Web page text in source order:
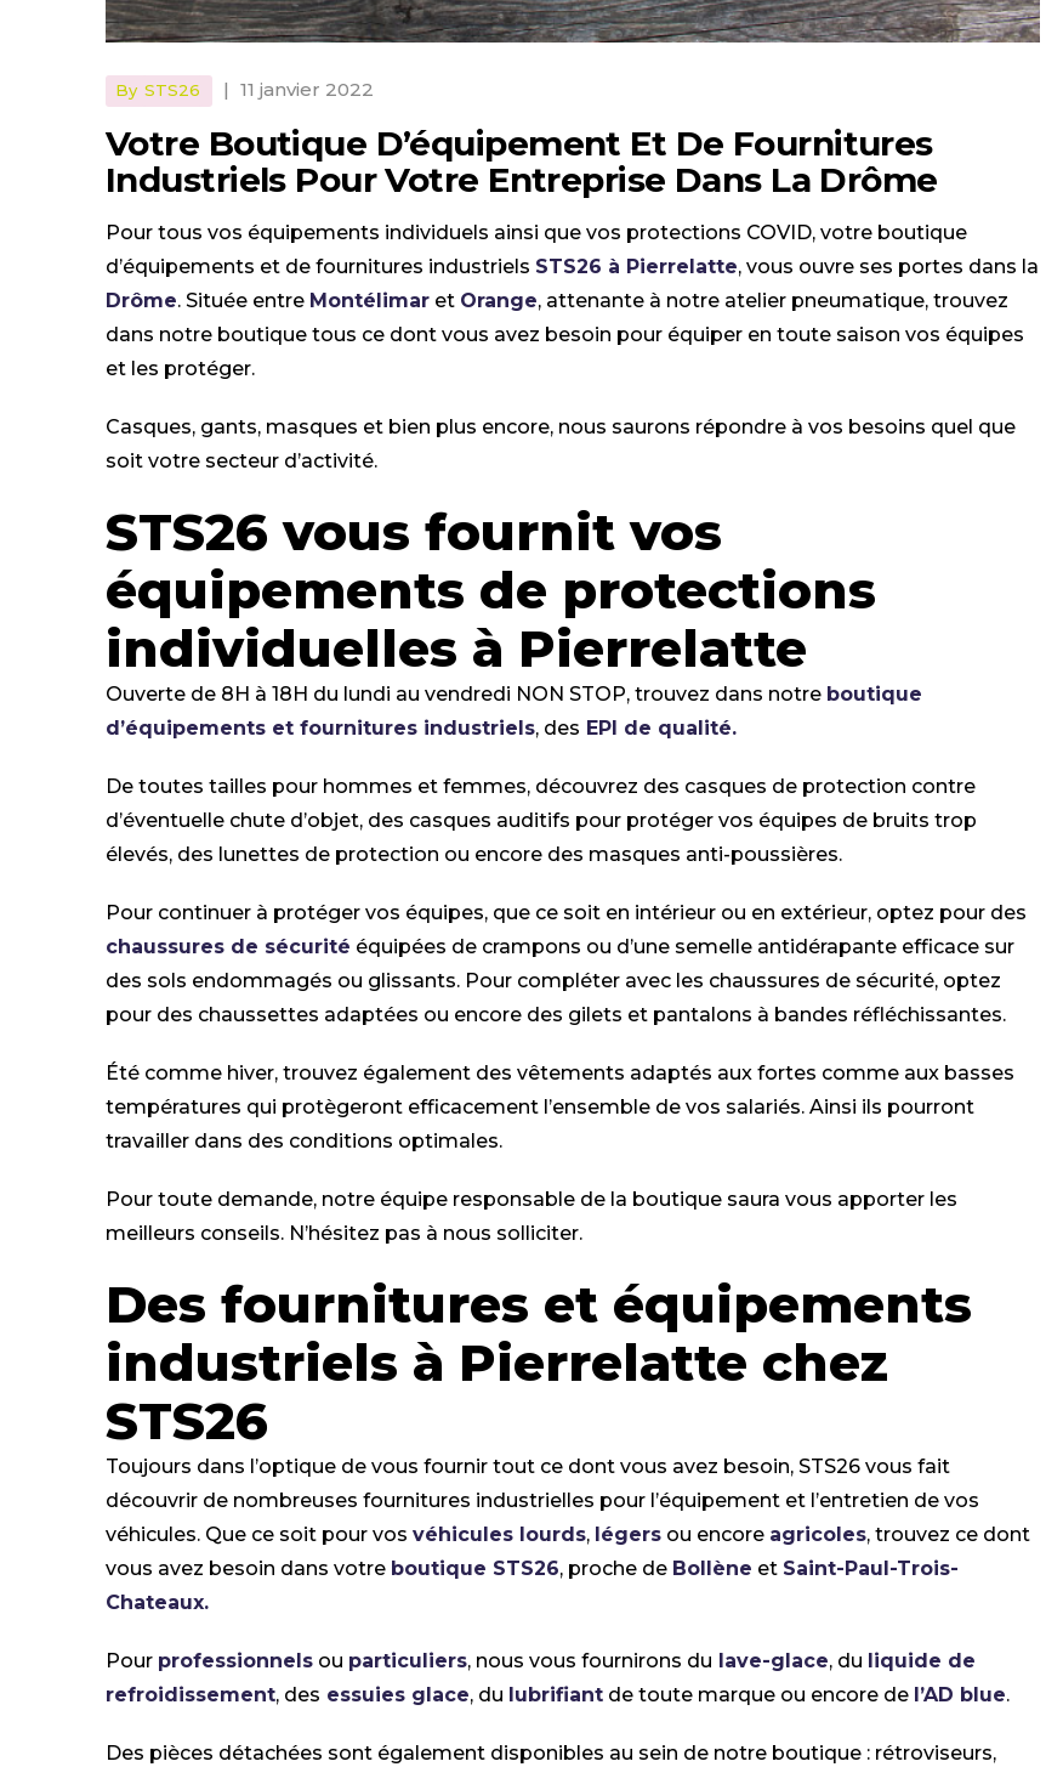
By STS26 | 11 janvier 2022
Votre Boutique D’équipement Et De Fournitures
Industriels Pour Votre Entreprise Dans La Drôme
Pour tous vos équipements individuels ainsi que vos protections COVID, votre boutique
d’équipements et de fournitures industriels STS26 à Pierrelatte, vous ouvre ses portes dans la
Drôme. Située entre Montélimar et Orange, attenante à notre atelier pneumatique, trouvez
dans notre boutique tous ce dont vous avez besoin pour équiper en toute saison vos équipes
et les protéger.
Casques, gants, masques et bien plus encore, nous saurons répondre à vos besoins quel que
soit votre secteur d’activité.
STS26 vous fournit vos
équipements de protections
individuelles à Pierrelatte
Ouverte de 8H à 18H du lundi au vendredi NON STOP, trouvez dans notre boutique
d’équipements et fournitures industriels, des EPI de qualité.
De toutes tailles pour hommes et femmes, découvrez des casques de protection contre
d’éventuelle chute d’objet, des casques auditifs pour protéger vos équipes de bruits trop
élevés, des lunettes de protection ou encore des masques anti-poussières.
Pour continuer à protéger vos équipes, que ce soit en intérieur ou en extérieur, optez pour des
chaussures de sécurité équipées de crampons ou d’une semelle antidérapante efficace sur
des sols endommagés ou glissants. Pour compléter avec les chaussures de sécurité, optez
pour des chaussettes adaptées ou encore des gilets et pantalons à bandes réfléchissantes.
Été comme hiver, trouvez également des vêtements adaptés aux fortes comme aux basses
températures qui protègeront efficacement l’ensemble de vos salariés. Ainsi ils pourront
travailler dans des conditions optimales.
Pour toute demande, notre équipe responsable de la boutique saura vous apporter les
meilleurs conseils. N’hésitez pas à nous solliciter.
Des fournitures et équipements
industriels à Pierrelatte chez
STS26
Toujours dans l’optique de vous fournir tout ce dont vous avez besoin, STS26 vous fait
découvrir de nombreuses fournitures industrielles pour l’équipement et l’entretien de vos
véhicules. Que ce soit pour vos véhicules lourds, légers ou encore agricoles, trouvez ce dont
vous avez besoin dans votre boutique STS26, proche de Bollène et Saint-Paul-Trois-
Chateaux.
Pour professionnels ou particuliers, nous vous fournirons du lave-glace, du liquide de
refroidissement, des essuies glace, du lubrifiant de toute marque ou encore de l’AD blue.
Des pièces détachées sont également disponibles au sein de notre boutique : rétroviseurs,